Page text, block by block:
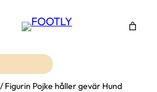
/ Figurin Pojke håller gevär Hund